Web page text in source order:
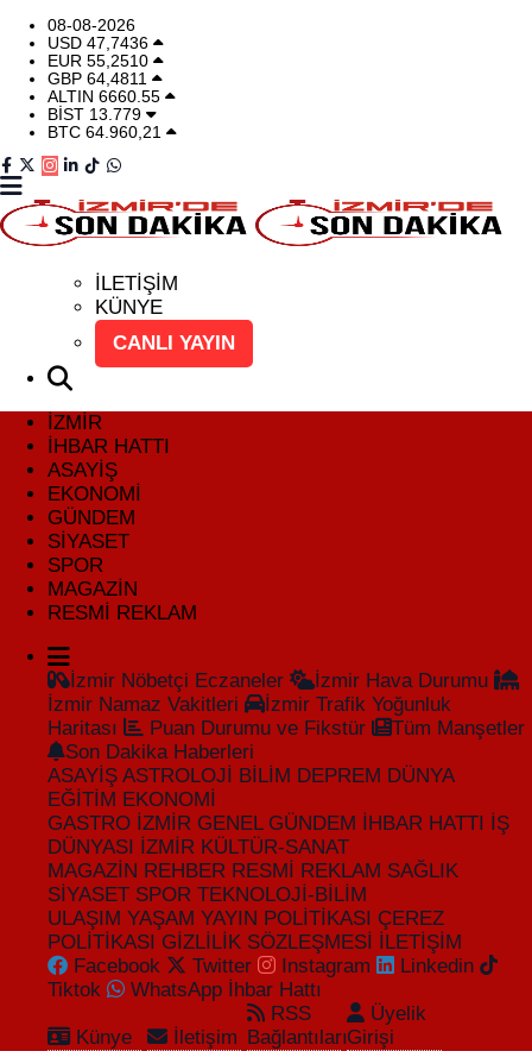
08-08-2026
USD 47,7436
EUR 55,2510
GBP 64,4811
ALTIN 6660.55
BİST 13.779
BTC 64.960,21
İLETİŞİM
KÜNYE
CANLI YAYIN
İZMİR
İHBAR HATTI
ASAYİŞ
EKONOMİ
GÜNDEM
SİYASET
SPOR
MAGAZİN
RESMİ REKLAM
İzmir Nöbetçi Eczaneler
İzmir Hava Durumu
İzmir Namaz Vakitleri
İzmir Trafik Yoğunluk
Haritası
Puan Durumu ve Fikstür
Tüm Manşetler
Son Dakika Haberleri
ASAYİŞ ASTROLOJİ BİLİM DEPREM DÜNYA
EĞİTİM EKONOMİ
GASTRO İZMİR GENEL GÜNDEM İHBAR HATTI
İŞ
DÜNYASI
İZMİR KÜLTÜR-SANAT
MAGAZİN REHBER RESMİ REKLAM SAĞLIK
SİYASET SPOR TEKNOLOJİ-BİLİM
ULAŞIM YAŞAM YAYIN POLİTİKASI ÇEREZ
POLİTİKASI GİZLİLİK SÖZLEŞMESİ
İLETİŞİM
Facebook
Twitter Instagram
Linkedin
Tiktok
WhatsApp İhbar Hattı
Künye İletişim
RSS
Bağlantıları
Üyelik
Girişi
İZMİR
İHBAR HATTI
DEPREM
GENEL
EKONOMİ
SİYASET
SPOR
ASAYİŞ
RESMİ REKLAM
İzmir Nöbetçi Eczaneler
İzmir Hava Durumu
İzmir Namaz Vakitleri
İzmir Trafik Yoğunluk Haritası
Puan Durumu ve Fikstür
Tüm Manşetler
Son Dakika Haberleri
Haber Arşivi